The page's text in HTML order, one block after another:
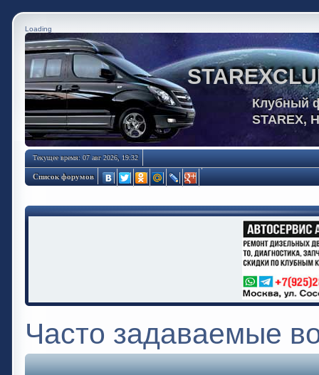
Loading
Клубный
STAREX,
Текущее время: 07 авг 2026, 19:32
Список форумов
Часто задаваемые